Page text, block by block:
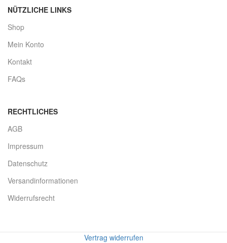
NÜTZLICHE LINKS
Shop
Mein Konto
Kontakt
FAQs
RECHTLICHES
AGB
Impressum
Datenschutz
Versandinformationen
Widerrufsrecht
Vertrag widerrufen